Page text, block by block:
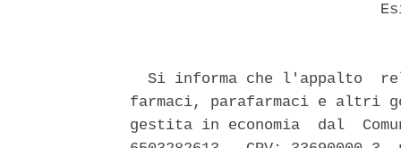
Si informa che l'appalto
farmaci, parafarmaci e altri
gestita in economia  dal